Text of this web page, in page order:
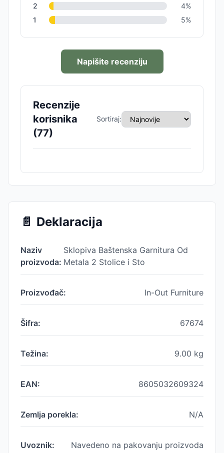
2
4%
1
5%
Napišite recenziju
Recenzije
korisnika
(77)
Sortiraj:
📄 Deklaracija
Naziv
proizvoda:
Sklopiva Baštenska Garnitura Od
Metala 2 Stolice i Sto
Proizvođač: In-Out Furniture
Šifra: 67674
Težina: 9.00 kg
EAN: 8605032609324
Zemlja porekla: N/A
Uvoznik: Navedeno na pakovanju proizvoda